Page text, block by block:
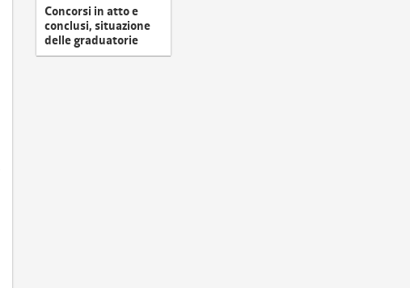
Concorsi in atto e
conclusi, situazione
delle graduatorie